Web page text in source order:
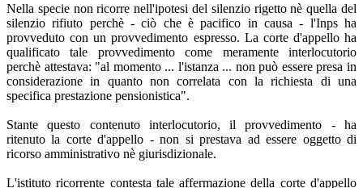
Nella specie non ricorre nell'ipotesi del silenzio rigetto nè quella del
silenzio rifiuto perchè - ciò che è pacifico in causa - l'Inps ha
provveduto con un provvedimento espresso. La corte d'appello ha
qualificato tale provvedimento come meramente interlocutorio
perchè attestava: "al momento ... l'istanza ... non può essere presa in
considerazione in quanto non correlata con la richiesta di una
specifica prestazione pensionistica".
Stante questo contenuto interlocutorio, il provvedimento - ha
ritenuto la corte d'appello - non si prestava ad essere oggetto di
ricorso amministrativo nè giurisdizionale.
L'istituto ricorrente contesta tale affermazione della corte d'appello